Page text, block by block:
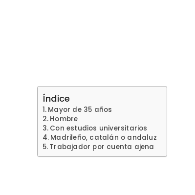
Índice
Mayor de 35 años
Hombre
Con estudios universitarios
Madrileño, catalán o andaluz
Trabajador por cuenta ajena